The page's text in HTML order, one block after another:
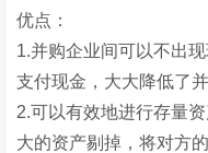
优点：
1.并购企业间可以不出
支付现金，大大降低了并
2.可以有效地进行存量
大的资产剔掉，将对方